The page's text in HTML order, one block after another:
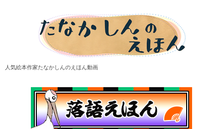
人気絵本作家たなかしんのえほん動画